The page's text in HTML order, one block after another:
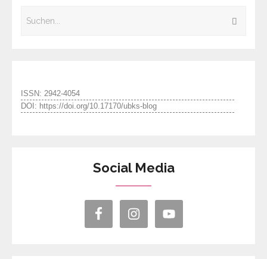
ISSN: 2942-4054
DOI: https://doi.org/10.17170/ubks-blog
Social Media